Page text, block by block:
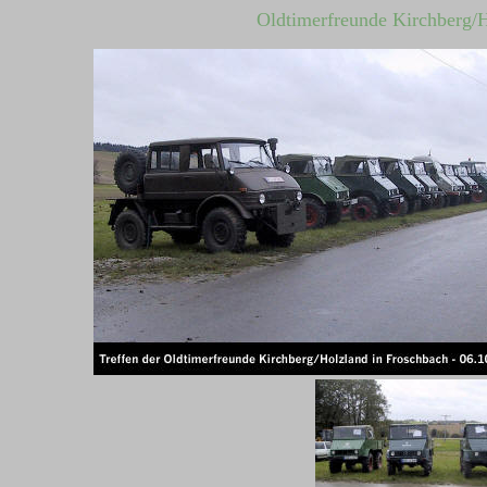
Oldtimerfreunde Kirchberg/